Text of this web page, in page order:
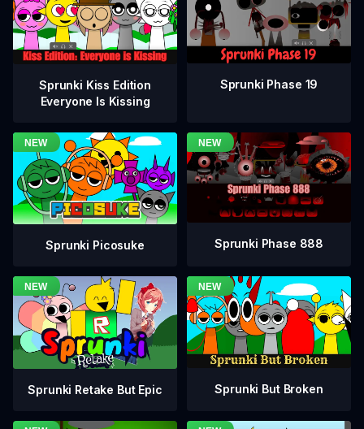
Sprunki Kiss Edition
Everyone Is Kissing
Sprunki Phase 19
Sprunki Picosuke Sprunki Phase 888
Sprunki Retake But Epic Sprunki But Broken